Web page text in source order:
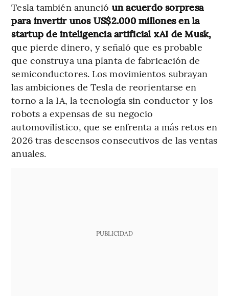
Tesla también anunció un acuerdo sorpresa
para invertir unos US$2.000 millones en la
startup de inteligencia artificial xAI de Musk,
que pierde dinero, y señaló que es probable
que construya una planta de fabricación de
semiconductores. Los movimientos subrayan
las ambiciones de Tesla de reorientarse en
torno a la IA, la tecnología sin conductor y los
robots a expensas de su negocio
automovilístico, que se enfrenta a más retos en
2026 tras descensos consecutivos de las ventas
anuales.
PUBLICIDAD